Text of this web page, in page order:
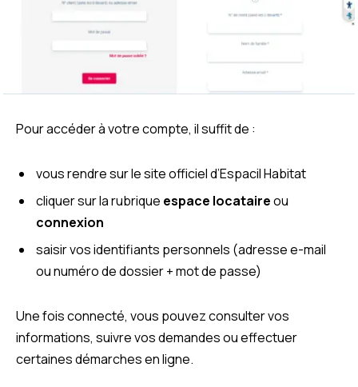
Pour accéder à votre compte, il suffit de :
vous rendre sur le site officiel d’Espacil Habitat
cliquer sur la rubrique espace locataireou
connexion
saisir vos identifiants personnels (adresse e-mail
ou numéro de dossier + mot de passe)
Une fois connecté, vous pouvez consulter vos
informations, suivre vos demandes ou effectuer
certaines démarches en ligne.